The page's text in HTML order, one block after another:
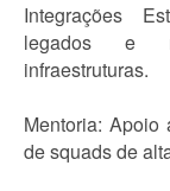
Integrações
legados e
infraestruturas.
Mentoria: Apoio
de squads de